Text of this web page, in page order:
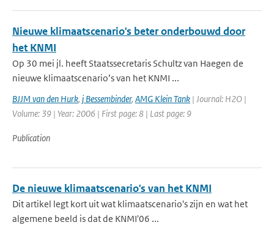
Nieuwe klimaatscenario's beter onderbouwd door
het KNMI
Op 30 mei jl. heeft Staatssecretaris Schultz van Haegen de
nieuwe klimaatscenario’s van het KNMI ...
BJJM van den Hurk, j Bessembinder, AMG Klein Tank | Journal: H2O |
Volume: 39 | Year: 2006 | First page: 8 | Last page: 9
Publication
De nieuwe klimaatscenario's van het KNMI
Dit artikel legt kort uit wat klimaatscenario's zijn en wat het
algemene beeld is dat de KNMI'06 ...